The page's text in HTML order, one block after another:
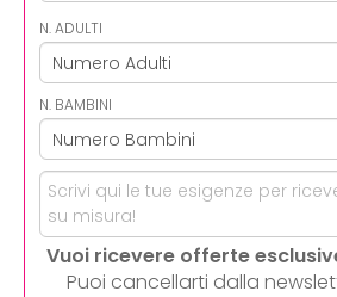
N. ADULTI
N. BAMBINI
Vuoi ricevere offerte
Puoi cancellarti dalla